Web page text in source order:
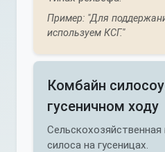
Пример: "Для
используем КСГ."
Комбайн
гусеничном ходу
силоса на гусеницах.